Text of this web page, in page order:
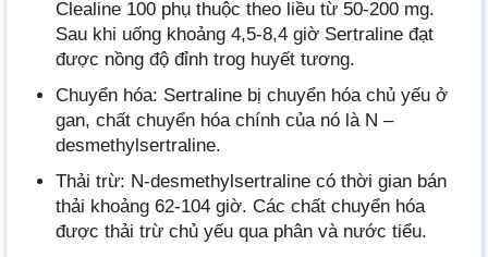
Clealine 100 phụ thuộc theo liều từ 50-200 mg.
Sau khi uống khoảng 4,5-8,4 giờ Sertraline đạt
được nồng độ đỉnh trog huyết tương.
Chuyển hóa: Sertraline bị chuyển hóa chủ yếu ở
gan, chất chuyển hóa chính của nó là N –
desmethylsertraline.
Thải trừ: N-desmethylsertraline có thời gian bán
thải khoảng 62-104 giờ. Các chất chuyển hóa
được thải trừ chủ yếu qua phân và nước tiểu.